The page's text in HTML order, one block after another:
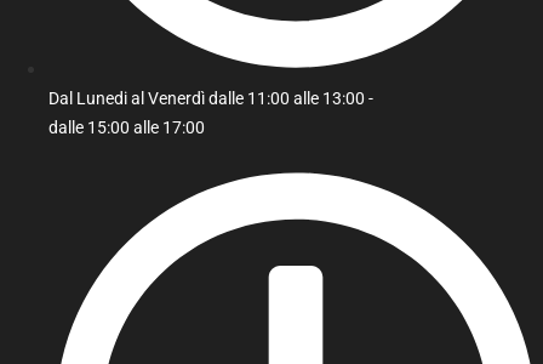
Dal Lunedi al Venerdì dalle 11:00 alle 13:00 -
dalle 15:00 alle 17:00